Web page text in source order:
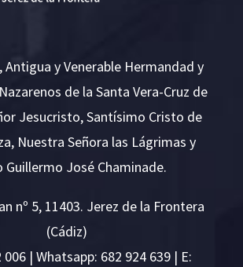
Antigua y Venerable Hermandad y
de la Santa Vera-Cruz de
Jesucristo, Santísimo Cristo de
Nuestra Señora las Lágrimas y
Guillermo José Chaminade.
nº 5, 11403. Jerez de la Frontera
(Cádiz)
006 | Whatsapp: 682 924 639 | E: